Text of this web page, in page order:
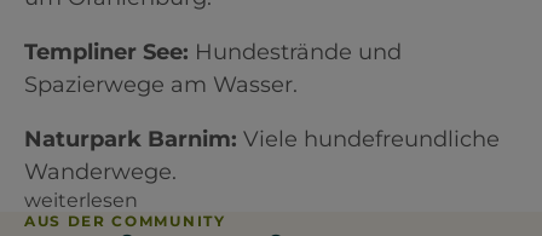
Templiner See: Hundestrände und
Spazierwege am Wasser.
Naturpark Barnim: Viele hundefreundliche
Wanderwege.
weiterlesen
AUS DER COMMUNITY